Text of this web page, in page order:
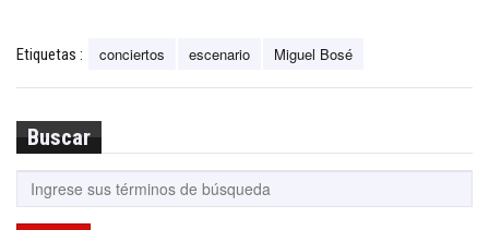
Etiquetas : conciertos escenario Miguel Bosé
Buscar